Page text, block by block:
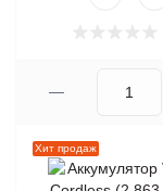
Хит продаж